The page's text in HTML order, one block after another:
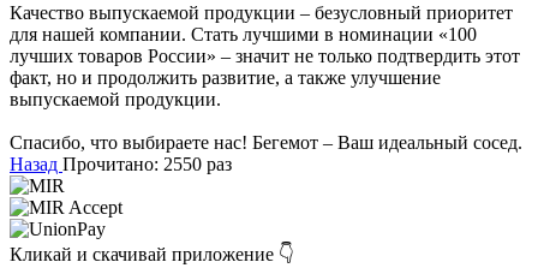
Качество выпускаемой продукции – безусловный приоритет
для нашей компании. Стать лучшими в номинации «100
лучших товаров России» – значит не только подтвердить этот
факт, но и продолжить развитие, а также улучшение
выпускаемой продукции.
Спасибо, что выбираете нас! Бегемот – Ваш идеальный сосед.
Назад Прочитано: 2550 раз
Кликай и скачивай приложение 👇